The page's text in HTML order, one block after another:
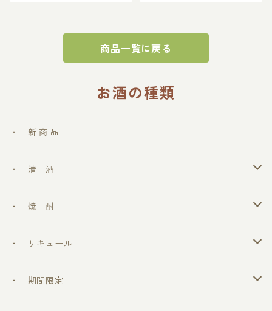
商品一覧に戻る
お酒の種類
・ 新 商 品
・ 清 酒
勝鷹
・ 焼 酎
＞ めちゃうまシリーズ
・ リキュール
＞ ウフフの乳酸菌シリーズ
・ 期間限定